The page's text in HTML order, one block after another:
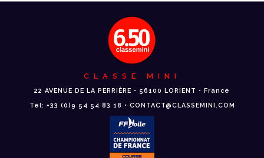
CLASSE MINI
22 AVENUE DE LA PERRIÈRE • 56100 LORIENT • France
Tél: +33 (0)9 54 54 83 18 • CONTACT@CLASSEMINI.COM